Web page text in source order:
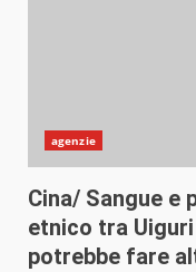
agenzie
Cina/ Sangue e
etnico tra
potrebbe fare